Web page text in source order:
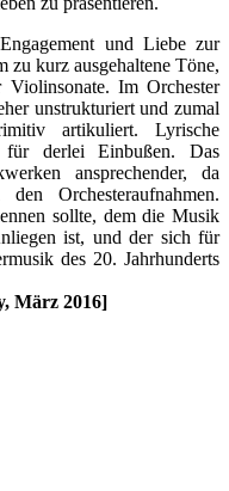
und Liebe zur
zu kurz ausgehaltene Töne,
Im Orchester
unstrukturiert und zumal
artikuliert. Lyrische
für derlei Einbußen. Das
ansprechender, da
Orchesteraufnahmen.
sollte, dem die Musik
ist, und der sich für
des 20. Jahrhunderts
März 2016]